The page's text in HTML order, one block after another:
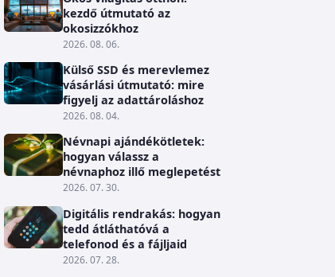
kezdő útmutató az
okosizzókhoz
2026. 08. 06.
Külső SSD és merevlemez
vásárlási útmutató: mire
figyelj az adattároláshoz
2026. 08. 04.
Névnapi ajándékötletek:
hogyan válassz a
névnaphoz illő meglepetést
2026. 07. 30.
Digitális rendrakás: hogyan
tedd átláthatóvá a
telefonod és a fájljaid
2026. 07. 28.